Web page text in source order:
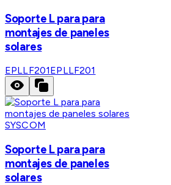
Soporte L para para
montajes de paneles
solares
EPLLF201EPLLF201
SYSCOM
Soporte L para para
montajes de paneles
solares